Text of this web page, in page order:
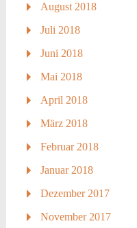
August 2018
Juli 2018
Juni 2018
Mai 2018
April 2018
März 2018
Februar 2018
Januar 2018
Dezember 2017
November 2017